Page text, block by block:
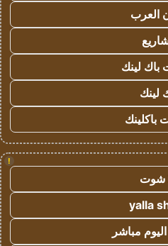
العرب
باك لينك
لينك
باكلينك
!
شوت
yalla
مباشر